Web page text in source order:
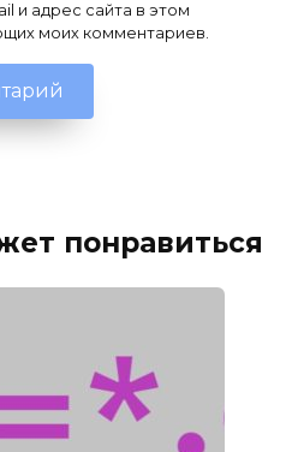
и адрес сайта в этом
моих комментариев.
понравиться